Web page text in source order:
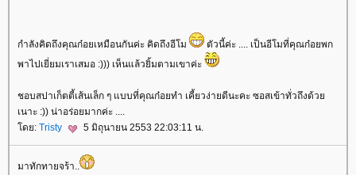
กำลังคิดถึงคุณก๋อยเหมือนกันค่ะ คิดถึงอีโม
ตัวนี้ค่ะ .... เป็นอีโมที่คุณก๋อยพก
พาไปเยี่ยมเราเสมอ :))) เห็นแล้วยิ้มตามเขาค่ะ
ชอบสปาเก็ตตี้เส้นเล็ก ๆ แบบที่คุณก๋อยทำ เคี้ยวง่ายดีนะคะ ซอสเข้าทั่วถึงด้ว
เนาะ :)) น่าอร่อยมากค่ะ ....
ดย: Tristy 5 มิถุนายน 2553 22:03:11 น.
มาทักทายจร้า..